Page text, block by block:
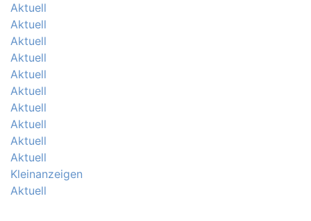
Aktuell
Aktuell
Aktuell
Aktuell
Aktuell
Aktuell
Aktuell
Aktuell
Aktuell
Aktuell
Kleinanzeigen
Aktuell